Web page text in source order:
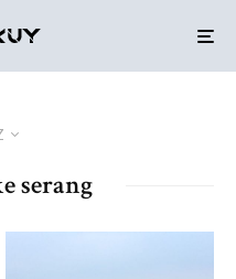
serang